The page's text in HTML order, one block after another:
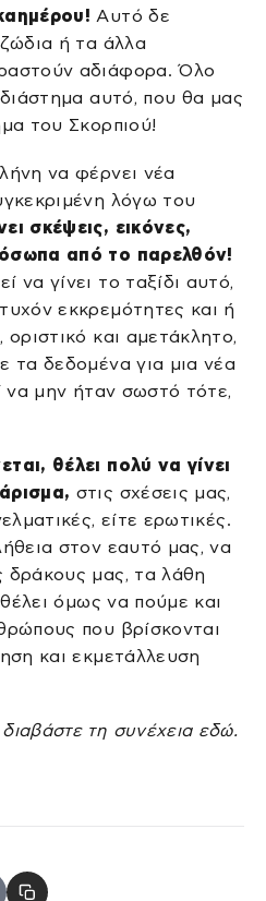
Αυτό δε
ή τα άλλα
αδιάφορα. Όλο
αυτό, που θα μας
του Σκορπιού!
να φέρνει νέα
λόγω του
σκέψεις, εικόνες,
από το παρελθόν!
να γίνει το ταξίδι αυτό,
εκκρεμότητες και ή
και αμετάκλητο,
τα δεδομένα για μια νέα
να μην ήταν σωστό τότε,
θέλει πολύ να γίνει
στις σχέσεις μας,
είτε ερωτικές.
στον εαυτό μας, να
δράκους μας, τα λάθη
όμως να πούμε και
που βρίσκονται
και εκμετάλλευση
διαβάστε τη συνέχεια εδώ.